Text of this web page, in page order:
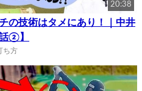
20:38
の技術はタメにあり！｜中井
②】
ち方